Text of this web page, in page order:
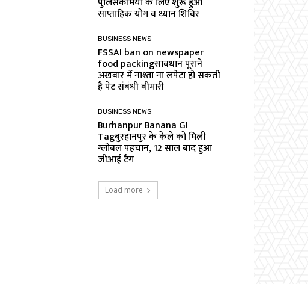
साप्ताहिक योग व ध्यान शिविर
BUSINESS NEWS
FSSAI ban on newspaper
food packingसावधान पूराने
अखबार में नाश्ता ना लपेटा हो सकती
है पेट संबंधी बीमारी
BUSINESS NEWS
Burhanpur Banana GI
Tagबुरहानपुर के केले को मिली
ग्लोबल पहचान, 12 साल बाद हुआ
जीआई टैग
Load more